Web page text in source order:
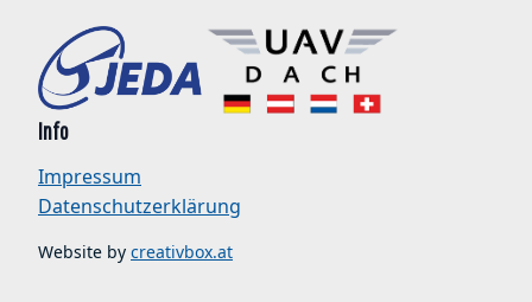
Info
Impressum
Datenschutzerklärung
Website by creativbox.at